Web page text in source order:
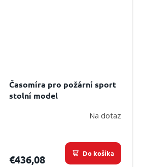
Časomíra pro požární sport
stolní model
Na dotaz
€436,08 Do košíka